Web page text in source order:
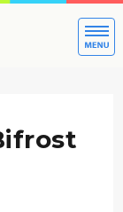
な方へ